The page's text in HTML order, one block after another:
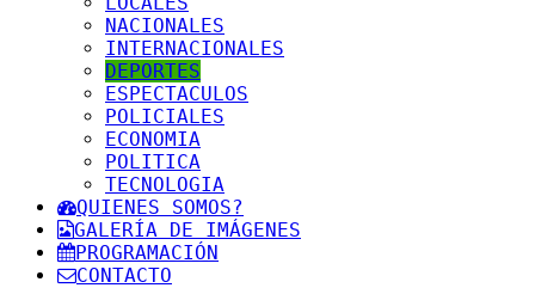
NACIONALES
INTERNACIONALES
DEPORTES
ESPECTACULOS
POLICIALES
ECONOMIA
POLITICA
TECNOLOGIA
QUIENES SOMOS?
GALERÍA DE IMÁGENES
PROGRAMACIÓN
CONTACTO